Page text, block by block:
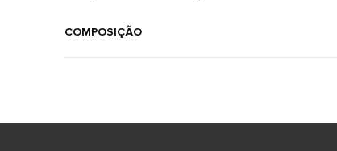
COMPOSIÇÃO